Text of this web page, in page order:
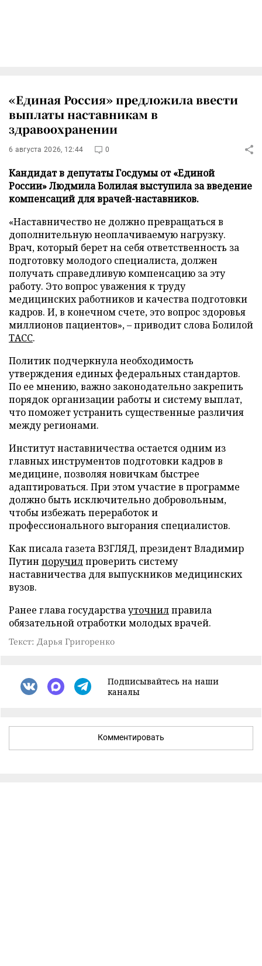
«Единая Россия» предложила ввести
выплаты наставникам в
здравоохранении
6 августа 2026, 12:44 0
Кандидат в депутаты Госдумы от «Единой
России» Людмила Болилая выступила за введение
компенсаций для врачей-наставников.
«Наставничество не должно превращаться в
дополнительную неоплачиваемую нагрузку.
Врач, который берет на себя ответственность за
подготовку молодого специалиста, должен
получать справедливую компенсацию за эту
работу. Это вопрос уважения к труду
медицинских работников и качества подготовки
кадров. И, в конечном счете, это вопрос здоровья
миллионов пациентов», – приводит слова Болилой
ТАСС.
Политик подчеркнула необходимость
утверждения единых федеральных стандартов.
По ее мнению, важно законодательно закрепить
порядок организации работы и систему выплат,
что поможет устранить существенные различия
между регионами.
Институт наставничества остается одним из
главных инструментов подготовки кадров в
медицине, позволяя новичкам быстрее
адаптироваться. При этом участие в программе
должно быть исключительно добровольным,
чтобы избежать переработок и
профессионального выгорания специалистов.
Как писала газета ВЗГЛЯД, президент Владимир
Путин поручилпроверить систему
наставничества для выпускников медицинских
вузов.
Ранее глава государствауточнилправила
обязательной отработки молодых врачей.
Текст: Дарья Григоренко
Подписывайтесь на наши
каналы
Комментировать